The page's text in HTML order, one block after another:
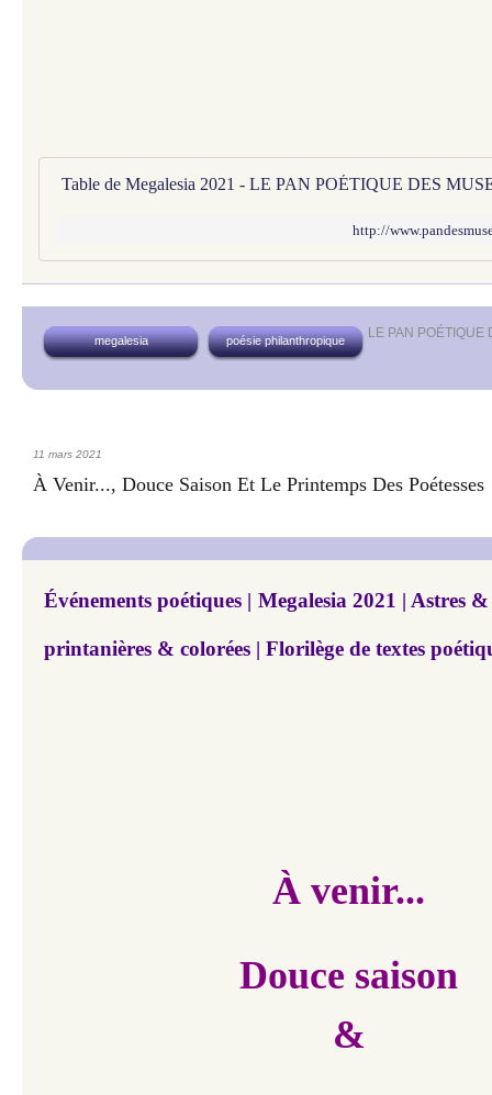
Table de Megalesia 2021 - LE PAN POÉTIQUE DES
http://
LE PAN POÉTIQUE
megalesia poésie philanthropique
11 mars 2021
À Venir..., Douce Saison Et Le Printemps Des Poétesses
Événements poétiques | Megalesia 2021 | Astres
printanières & colorées | Florilège de textes
À venir...
Douce saison
&